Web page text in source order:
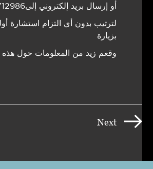
أو إرسال برید إلكتروني إلى89712986 020
بزیارة
وقعم زید من المعلومات حول ھذه
Next